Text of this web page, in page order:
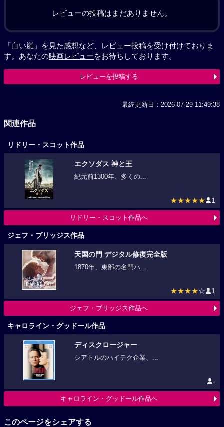
レビューの投稿はまだありません。
「白い嵐」を見た感想など、レビュー投稿を受け付けておりま
す。あなたの映画レビューをお待ちしております。
レビューを投稿する
最終更新日：2026-07-29 11:49:38
関連作品
リドリー・スコット作品
エクソダス 神と王
紀元前1300年、多くの...
★★★★★ 1
リドリー・スコット作品へ
ジェフ・ブリッジス作品
天国の門 デジタル修復完全版
1870年、東部の名門ハ...
★★★★☆ 1
ジェフ・ブリッジス作品へ
キャロライン・グッドール作品
ディスクロージャー
シアトルのハイテク企業、...
-
キャロライン・グッドール作品へ
このページをシェアする